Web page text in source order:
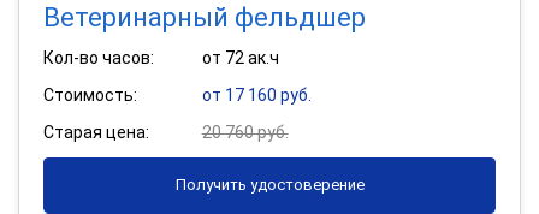
Ветеринарный фельдшер
Кол-во часов:
от 72 ак.ч
Стоимость:
от 17 160 руб.
Старая цена:
20 760 руб.
Получить удостоверение